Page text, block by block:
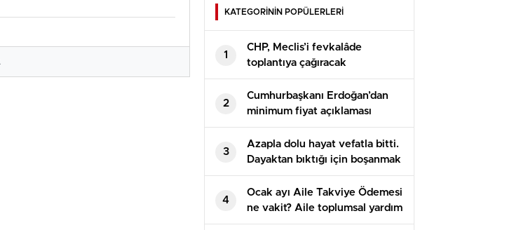
KATEGORİNİN POPÜLERLERİ
1
CHP, Meclis’i fevkalâde
toplantıya çağıracak
2
Cumhurbaşkanı Erdoğan’dan
minimum fiyat açıklaması
3
Azapla dolu hayat vefatla bitti.
Dayaktan bıktığı için boşanmak
istemiş
4
Ocak ayı Aile Takviye Ödemesi
ne vakit? Aile toplumsal yardım
paralarının ödemesi bekleniyor